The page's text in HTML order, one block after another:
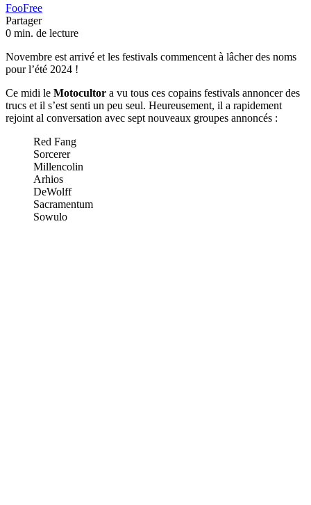
FooFree
Partager
0 min. de lecture
Novembre est arrivé et les festivals commencent à lâcher des noms
pour l’été 2024 !
Ce midi le Motocultor a vu tous ces copains festivals annoncer des
trucs et il s’est senti un peu seul. Heureusement, il a rapidement
rejoint al conversation avec sept nouveaux groupes annoncés :
Red Fang
Sorcerer
Millencolin
Arhios
DeWolff
Sacramentum
Sowulo